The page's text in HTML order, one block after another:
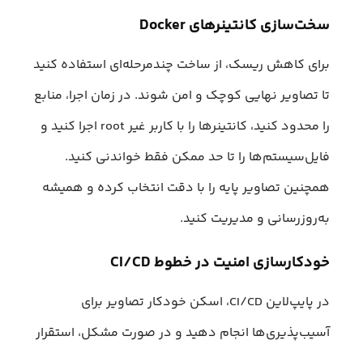
سخت‌سازی کانتینرهای Docker
برای کاهش ریسک، از ساخت چندمرحله‌ای استفاده کنید
تا تصاویر نهایی کوچک و امن شوند. در زمان اجرا، منابع
را محدود کنید، کانتینرها را با کاربر غیر root اجرا کنید و
فایل‌سیستم‌ها را تا حد ممکن فقط خواندنی کنید.
همچنین تصاویر پایه را با دقت انتخاب کرده و همیشه
به‌روزرسانی و مدیریت کنید.
خودکارسازی امنیت در خطوط CI/CD
در پایپ‌لاین CI/CD، اسکن خودکار تصاویر برای
آسیب‌پذیری‌ها انجام دهید و در صورت مشکل، استقرار